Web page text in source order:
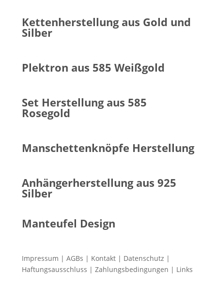
Kettenherstellung aus Gold und
Silber
Plektron aus 585 Weißgold
Set Herstellung aus 585
Rosegold
Manschettenknöpfe Herstellung
Anhängerherstellung aus 925
Silber
Manteufel Design
Impressum | AGBs | Kontakt| Datenschutz |
Haftungsausschluss | Zahlungsbedingungen | Links